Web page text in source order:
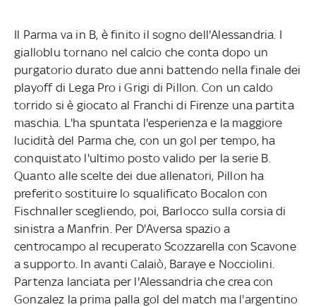
Il Parma va in B, è finito il sogno dell'Alessandria. I
gialloblu tornano nel calcio che conta dopo un
purgatorio durato due anni battendo nella finale dei
playoff di Lega Pro i Grigi di Pillon. Con un caldo
torrido si è giocato al Franchi di Firenze una partita
maschia. L'ha spuntata l'esperienza e la maggiore
lucidità del Parma che, con un gol per tempo, ha
conquistato l'ultimo posto valido per la serie B.
Quanto alle scelte dei due allenatori, Pillon ha
preferito sostituire lo squalificato Bocalon con
Fischnaller scegliendo, poi, Barlocco sulla corsia di
sinistra a Manfrin. Per D'Aversa spazio a
centrocampo al recuperato Scozzarella con Scavone
a supporto. In avanti Calaiò, Baraye e Nocciolini.
Partenza lanciata per l'Alessandria che crea con
Gonzalez la prima palla gol del match ma l'argentino